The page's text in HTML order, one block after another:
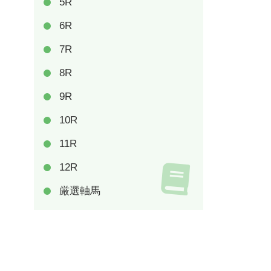
6R
7R
8R
9R
10R
11R
12R
厳選軸馬